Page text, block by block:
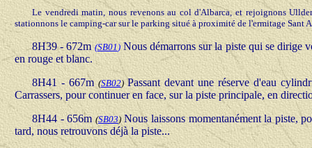
Le vendredi matin, nous revenons au col d'Albarca, et rejoignons
stationnons le camping-car sur le parking situé à proximité de l'ermitage Sant
8H39 - 672m(SB01)Nous démarrons sur la piste qui se dirige
en rouge et blanc.
8H41 - 667m (SB02) Passant devant une réserve d'eau
Carrassers, pour continuer en face, sur la piste principale, en
8H44 - 656m (SB03)Nous laissons momentanément la piste,
tard, nous retrouvons déjà la piste...